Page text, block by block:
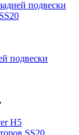
подвески
подвески
H5
SS20